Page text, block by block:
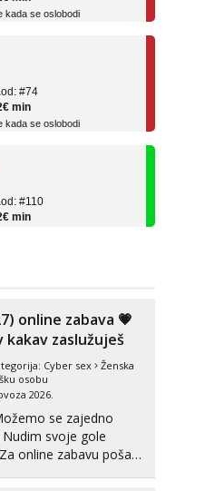
min
kada se oslobodi
min
min
online zabava 💗
kakav zaslužuješ
Cyber sex
Ženska
osobu
2026.
svoje gole
online zabavu pošalji